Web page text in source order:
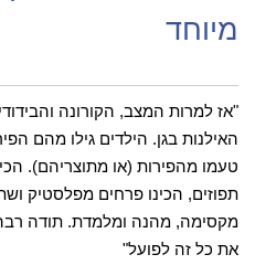
מיוחד
"אז למרות המצב, הקורונה
האילנות בגן. הילדים גילו מהם
טעמו מהפירות (או מתוצריהם).
תפוזים, הכינו פרחים מפלסטיק
מקסימה, מהנה ומלמדת. תודה
את כל זה לפועל"